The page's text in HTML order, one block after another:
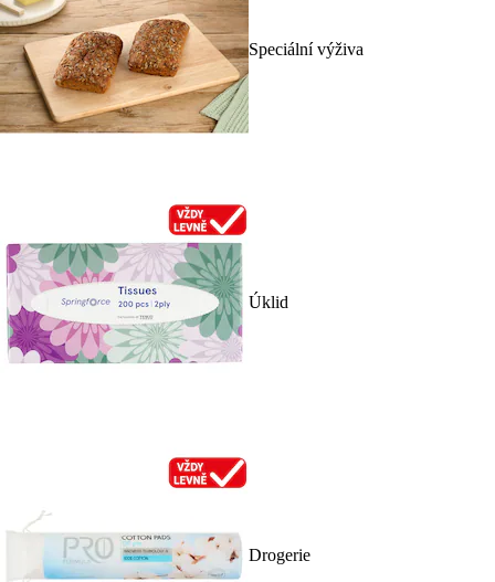
Speciální výživa
Úklid
Drogerie